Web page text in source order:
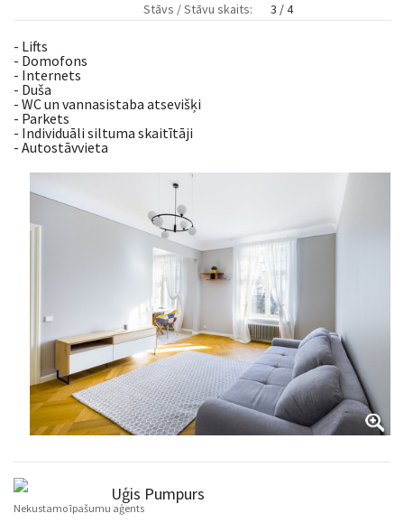
Stāvs / Stāvu skaits:
3 / 4
- Lifts
- Domofons
- Internets
- Duša
- WC un vannasistaba atsevišķi
- Parkets
- Individuāli siltuma skaitītāji
- Autostāvvieta
Uģis Pumpurs
Nekustamo īpašumu aģents